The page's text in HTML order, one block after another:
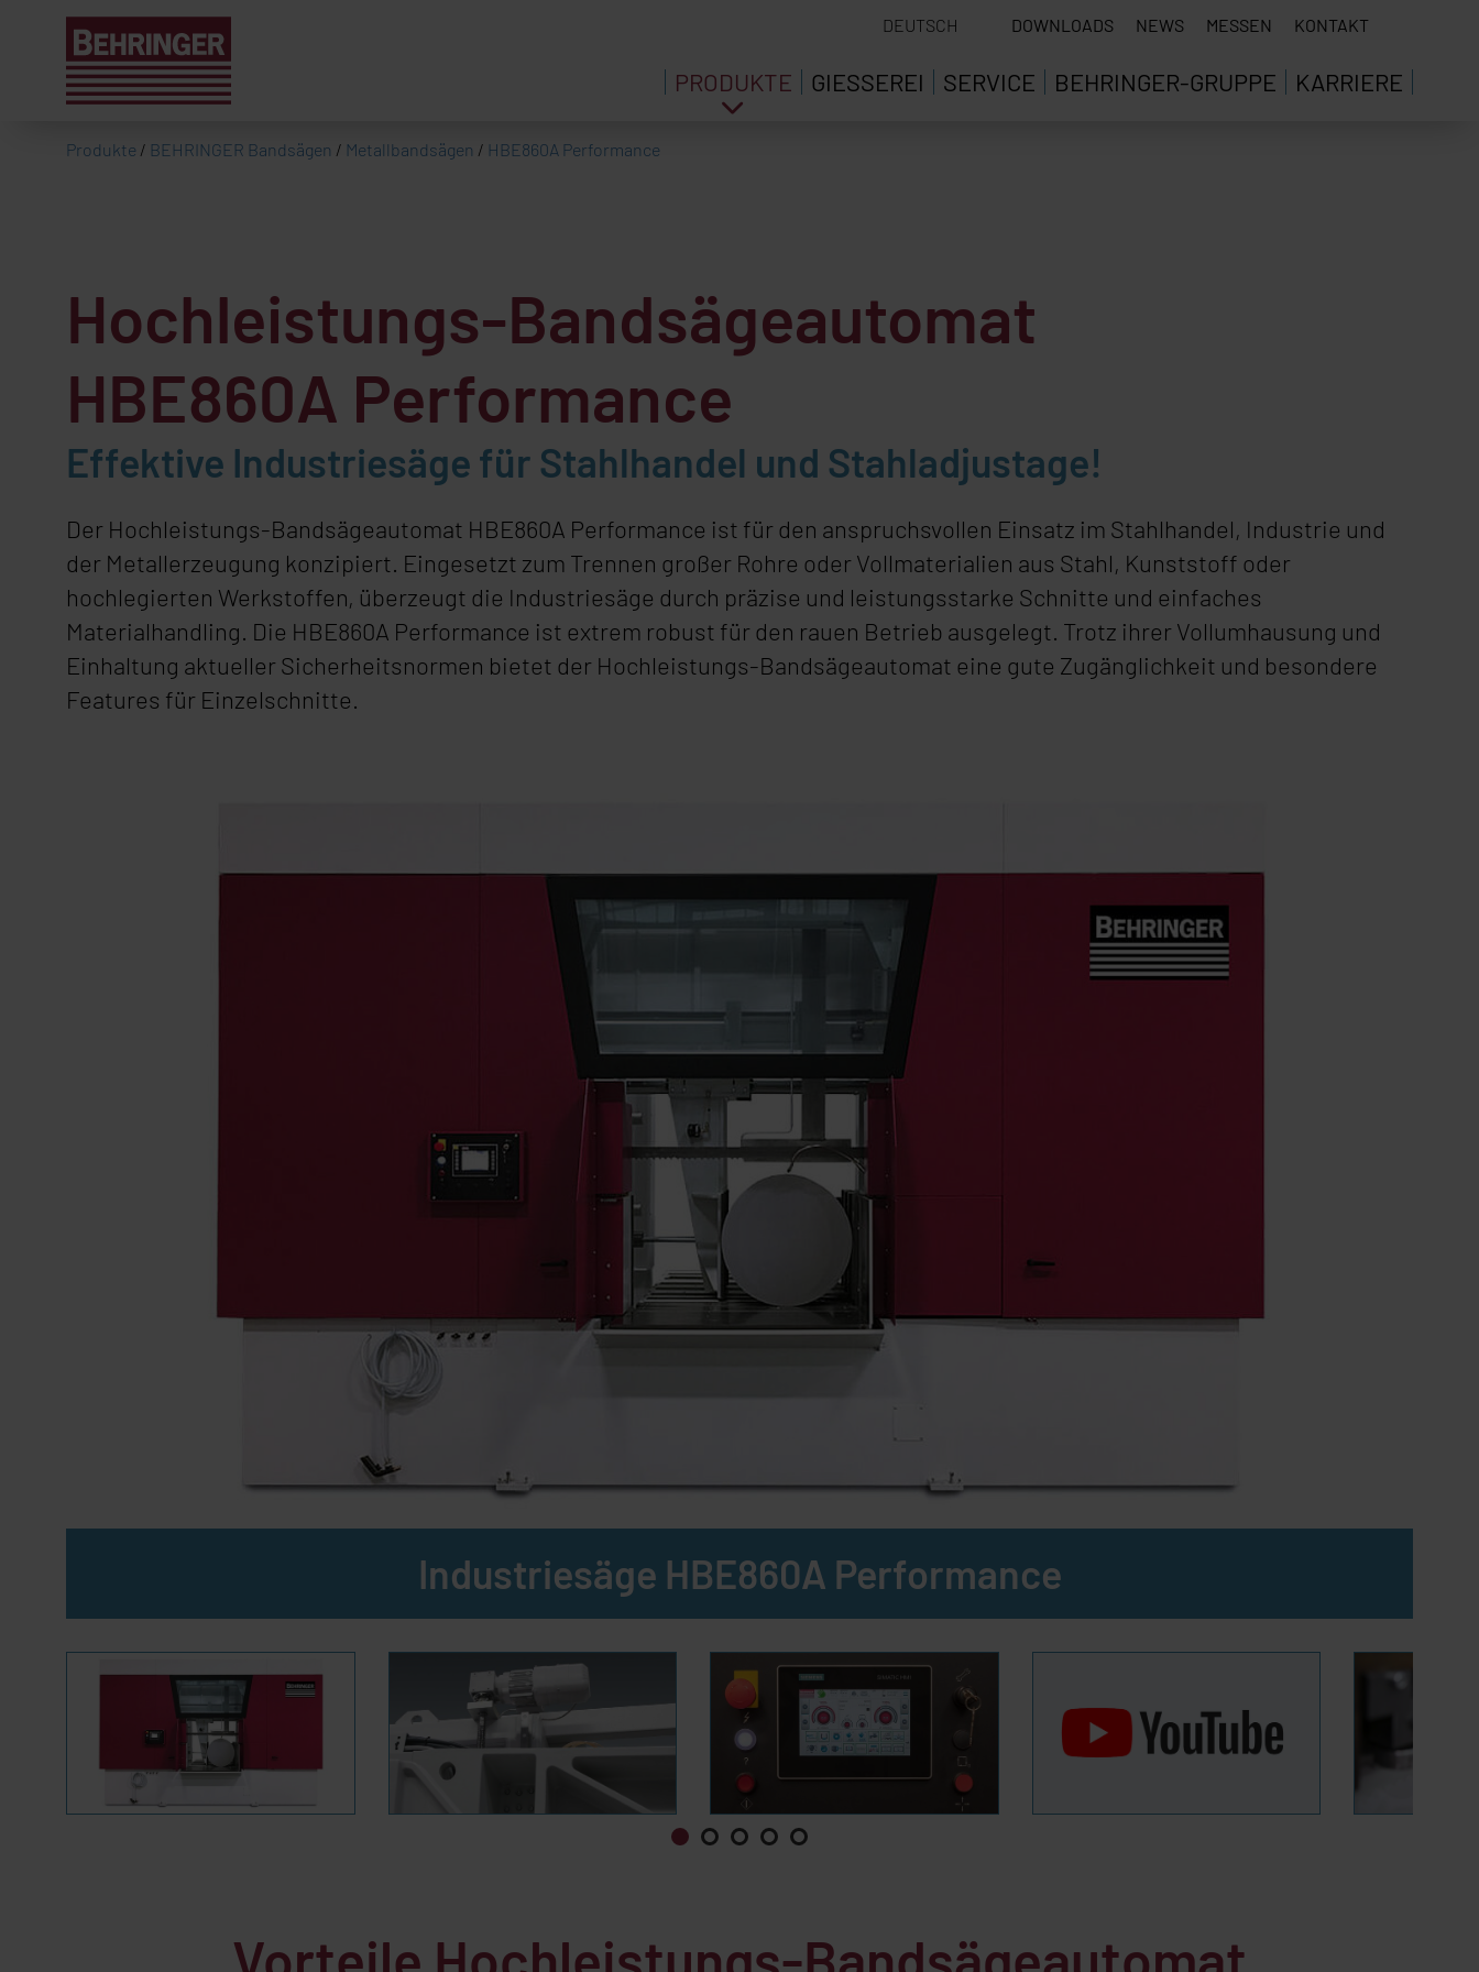
DEUTSCH DOWNLOADS NEWS MESSEN KONTAKT
PRODUKTE GIESSEREI SERVICE BEHRINGER-GRUPPE KARRIERE
Produkte / BEHRINGER Bandsägen / Metallbandsägen / HBE860A Performance
Hochleistungs-Bandsägeautomat
HBE860A Performance
Effektive Industriesäge für Stahlhandel und Stahladjustage!
Der Hochleistungs-Bandsägeautomat HBE860A Performance ist für den anspruchsvollen Einsatz im Stahlhandel, Industrie und
der Metallerzeugung konzipiert. Eingesetzt zum Trennen großer Rohre oder Vollmaterialien aus Stahl, Kunststoff oder
hochlegierten Werkstoffen, überzeugt die Industriesäge durch präzise und leistungsstarke Schnitte und einfaches
Materialhandling. Die HBE860A Performance ist extrem robust für den rauen Betrieb ausgelegt. Trotz ihrer Vollumhausung und
Einhaltung aktueller Sicherheitsnormen bietet der Hochleistungs-Bandsägeautomat eine gute Zugänglichkeit und besondere
Features für Einzelschnitte.
Industriesäge HBE860A Performance